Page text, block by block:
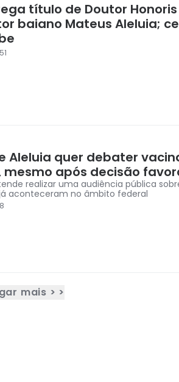
título de Doutor
baiano Mateus Aleluia;
Aleluia quer debater
mesmo após decisão
realizar uma audiência pública
aconteceram no âmbito federal
mais > >